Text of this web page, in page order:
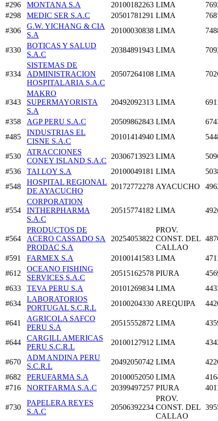
#296
MONTANA S.A 20100182263 LIMA
#298
MEDIC SER S.A.C 20501781291 LIMA
#306
G.W. YICHANG & CIA
S.A
20100030838 LIMA
#330
BOTICAS Y SALUD
S.A.C
20384891943 LIMA
#334
SISTEMAS DE
ADMINISTRACION
HOSPITALARIA S.A.C
20507264108 LIMA
#343
MAKRO
SUPERMAYORISTA
S.A
20492092313 LIMA
#358 AGP PERU S.A.C 20509862843 LIMA
#485
INDUSTRIAS EL
CISNE S.A.C
20101414940 LIMA
#530
ATRACCIONES
CONEY ISLAND S.A.C
20306713923 LIMA
#536
TAI LOY S.A 20100049181 LIMA
#548
HOSPITAL REGIONAL
DE AYACUCHO
20172772278 AYACUCHO
#554
CORPORATION
INTHERPHARMA
S.A.C
20515774182 LIMA
#564
PRODUCTOS DE
ACERO CASSADO SA
PRODAC S.A
20254053822
PROV.
CONST. DEL
CALLAO
#591 FARMEX S.A 20100141583 LIMA
#612
OCEANO FISHING
SERVICES S.A.C
20515162578 PIURA
#633
TEVA PERU S.A 20101269834 LIMA
#634
LABORATORIOS
PORTUGAL S.C.R.L
20100204330 AREQUIPA
#641
AGRICOLA SAFCO
PERU S.A
20515552872 LIMA
#644
CARGILL AMERICAS
PERU S.C.R.L
20100127912 LIMA
#670
ADM ANDINA PERU
S.C.R.L
20492050742 LIMA
#682
PERUFARMA S.A 20100052050 LIMA
#716
NORTFARMA S.A.C 20399497257 PIURA
#730
PAPELERA REYES
S.A.C
20506392234
PROV.
CONST. DEL
CALLAO